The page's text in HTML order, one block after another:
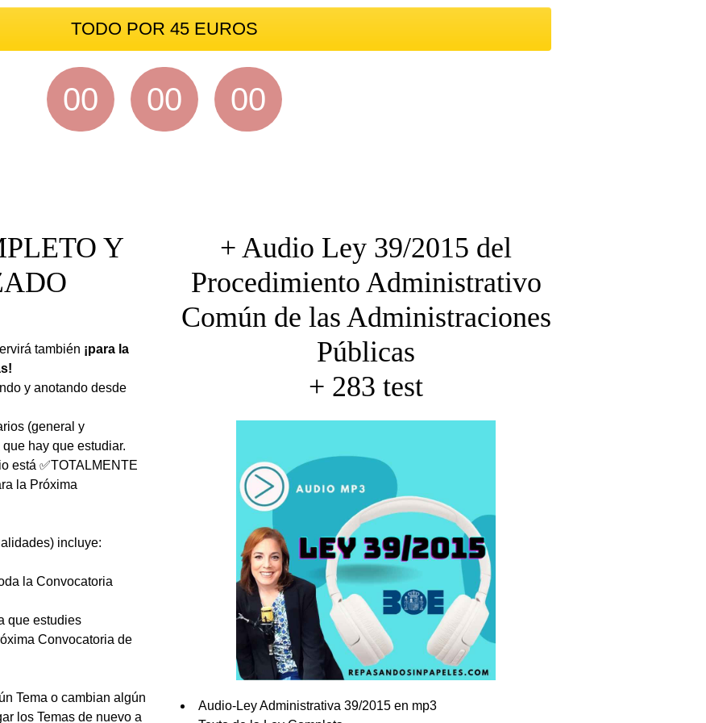
TODO POR 45 EUROS
00 00 00
Y
también ¡para la
y anotando desde
(general y
hay que estudiar.
está ✅TOTALMENTE
la Próxima
incluye:
la Convocatoria
que estudies
Convocatoria de
Tema o cambian algún
los Temas de nuevo a
+ Audio Ley 39/2015 del
Procedimiento Administrativo
Común de las Administraciones
Públicas
+ 283 test
Audio-Ley Administrativa 39/2015 en mp3